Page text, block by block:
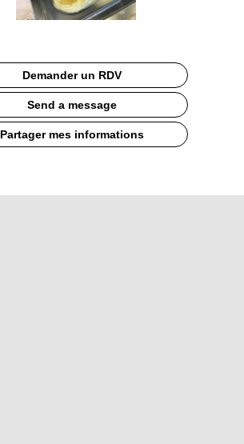
Demander un RDV
Send a message
Partager mes informations